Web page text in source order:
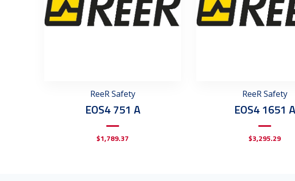
ReeR Safety
EOS4 751 A
$1,789.37
ReeR Safety
EOS4 1651 A
$3,295.29